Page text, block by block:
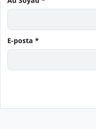
E-posta *